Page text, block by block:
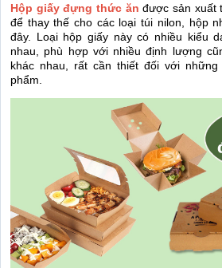
Hộp giấy đựng thức ăn được sản xuất
để thay thế cho các loại túi nilon, hộp
đây. Loại hộp giấy này có nhiều kiểu
nhau, phù hợp với nhiều định lượng
khác nhau, rất cần thiết đối với
phẩm.